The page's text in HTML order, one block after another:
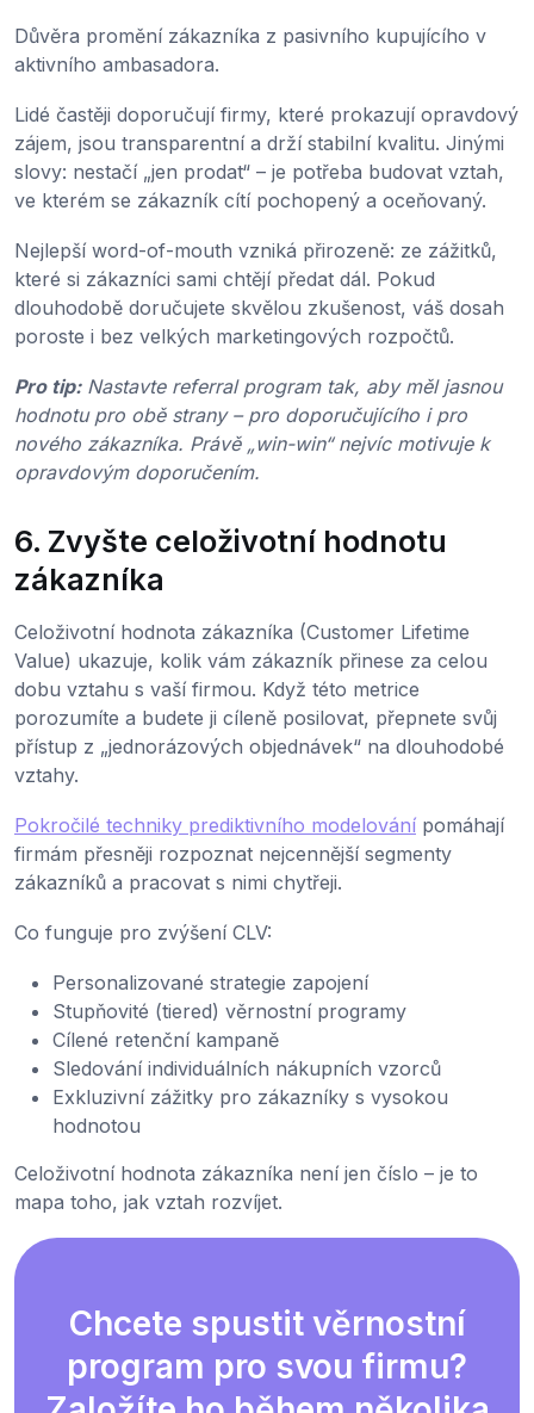
Důvěra promění zákazníka z pasivního kupujícího v
aktivního ambasadora.
Lidé častěji doporučují firmy, které prokazují opravdový
zájem, jsou transparentní a drží stabilní kvalitu. Jinými
slovy: nestačí „jen prodat“ – je potřeba budovat vztah,
ve kterém se zákazník cítí pochopený a oceňovaný.
Nejlepší word-of-mouth vzniká přirozeně: ze zážitků,
které si zákazníci sami chtějí předat dál. Pokud
dlouhodobě doručujete skvělou zkušenost, váš dosah
poroste i bez velkých marketingových rozpočtů.
Pro tip: Nastavte referral program tak, aby měl jasnou
hodnotu pro obě strany – pro doporučujícího i pro
nového zákazníka. Právě „win-win“ nejvíc motivuje k
opravdovým doporučením.
6. Zvyšte celoživotní hodnotu
zákazníka
Celoživotní hodnota zákazníka (Customer Lifetime
Value) ukazuje, kolik vám zákazník přinese za celou
dobu vztahu s vaší firmou. Když této metrice
porozumíte a budete ji cíleně posilovat, přepnete svůj
přístup z „jednorázových objednávek“ na dlouhodobé
vztahy.
Pokročilé techniky prediktivního modelování pomáhají
firmám přesněji rozpoznat nejcennější segmenty
zákazníků a pracovat s nimi chytřeji.
Co funguje pro zvýšení CLV:
Personalizované strategie zapojení
Stupňovité (tiered) věrnostní programy
Cílené retenční kampaně
Sledování individuálních nákupních vzorců
Exkluzivní zážitky pro zákazníky s vysokou
hodnotou
Celoživotní hodnota zákazníka není jen číslo – je to
mapa toho, jak vztah rozvíjet.
Chcete spustit věrnostní
program pro svou firmu?